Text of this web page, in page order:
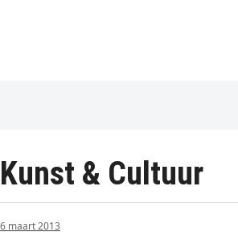
Kunst & Cultuur
6 maart 2013